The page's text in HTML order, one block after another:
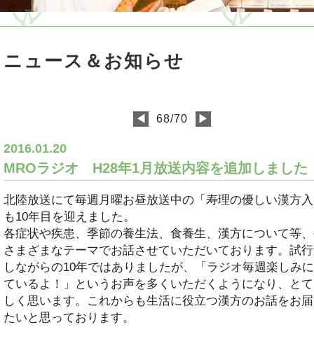
ニュース＆お知らせ
◀ 68/70 ▶
2016.01.20
MROラジオ H28年1月放送内容を追加しました
北陸放送にて毎週月曜お昼放送中の「寿理の優しい漢方
も10年目を迎えました。
各症状や疾患、季節の養生法、食養生、漢方について等
さまざまなテーマでお話させていただいております。試
しながらの10年ではありましたが、「ラジオ毎週楽しみ
ているよ！」というお声を多くいただくようになり、と
しく思います。これからも生活に役立つ漢方のお話をお
たいと思っております。